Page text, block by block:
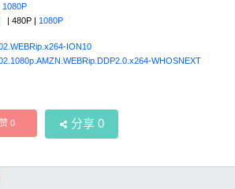
1080P
| 480P | 1080P
ION10
WHOSNEXT
0 分享 0